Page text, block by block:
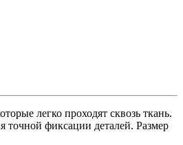
легко проходят сквозь ткань.
точной фиксации деталей. Размер